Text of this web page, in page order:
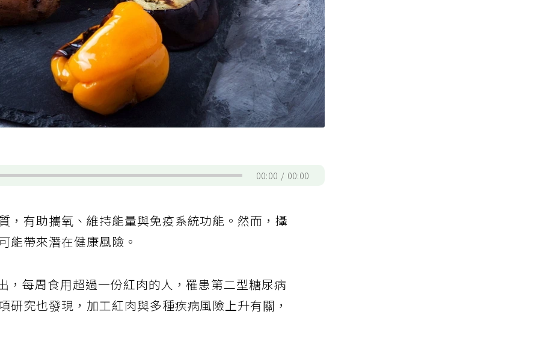
00:00 00:00
，有助攜氧、維持能量與免疫系統功能。然而，攝
能帶來潛在健康風險。
，每周食用超過一份紅肉的人，罹患第二型糖尿病
研究也發現，加工紅肉與多種疾病風險上升有關，